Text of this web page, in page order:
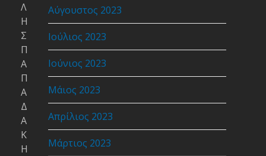
Αύγουστος 2023
Ιούλιος 2023
Ιούνιος 2023
Μάιος 2023
Απρίλιος 2023
Μάρτιος 2023
Λ
Η
Σ
Π
Α
Π
Α
Δ
Α
Κ
Η